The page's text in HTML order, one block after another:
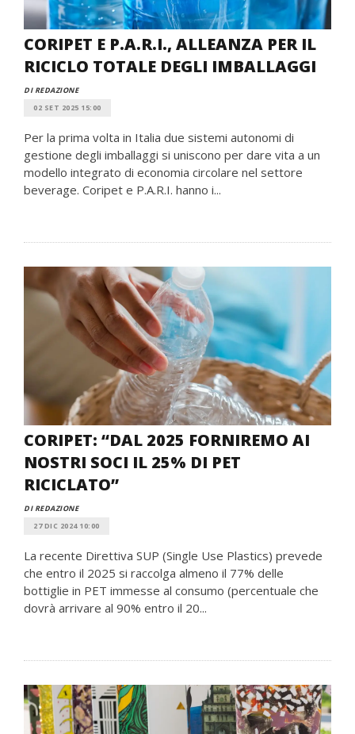
CORIPET E P.A.R.I., ALLEANZA PER IL
RICICLO TOTALE DEGLI IMBALLAGGI
DI REDAZIONE
02 SET 2025 15:00
Per la prima volta in Italia due sistemi autonomi di
gestione degli imballaggi si uniscono per dare vita a un
modello integrato di economia circolare nel settore
beverage. Coripet e P.A.R.I. hanno i...
CORIPET: “DAL 2025 FORNIREMO AI
NOSTRI SOCI IL 25% DI PET
RICICLATO”
DI REDAZIONE
27 DIC 2024 10:00
La recente Direttiva SUP (Single Use Plastics) prevede
che entro il 2025 si raccolga almeno il 77% delle
bottiglie in PET immesse al consumo (percentuale che
dovrà arrivare al 90% entro il 20...